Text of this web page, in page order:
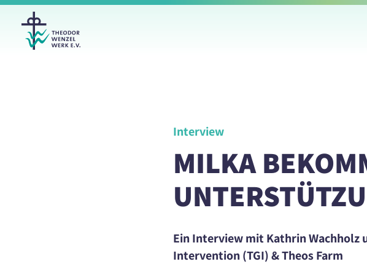
Interview
MILKA
Ein Interview mit Kathrin Wachholz
Intervention (TGI) & Theos Farm